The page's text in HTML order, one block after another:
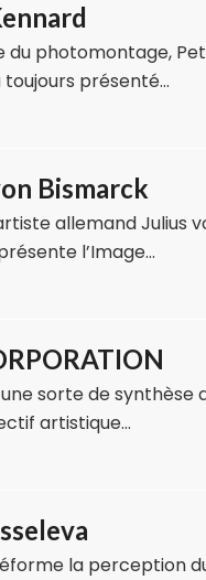
du photomontage,
toujours présenté…
Bismarck
allemand Julius
l’Image…
sorte de synthèse
artistique…
la perception